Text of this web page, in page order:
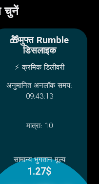
चुनें
🎁मुफ्त Rumble
डिसलाइक
⚡ क्रमिक डिलीवरी
अनुमानित अनलॉक समय:
09:43:13
मात्रा: 10
सामान्य भुगतान मूल्य
1.27$